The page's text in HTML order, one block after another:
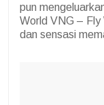
pun
World VNG – Fly
dan sensasi